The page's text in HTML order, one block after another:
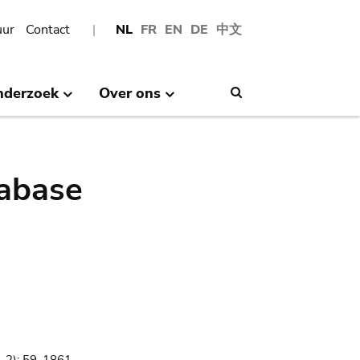
NL FR EN DE 中文
Contact
Over ons